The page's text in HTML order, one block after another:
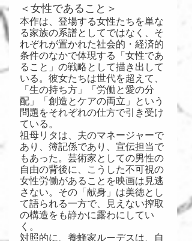
＜女性であること＞
本作は、登場する女性たちを単な
る家族の系譜としてではなく、そ
れぞれが置かれた社会的・経済的
条件のなかで体現する「女性であ
ること」の戦略として描き出して
いる。彼女たちは世代を超えて、
「生の持ち方」「労働と愛の分
配」「創造とケアの両立」という
問題をそれぞれの仕方で引き受け
ている。
祖母リタは、夫のマネージャーで
あり、簿記係であり、宣伝担当で
もあった。芸術家としての男性の
自由の背後に、こうした不可視の
女性労働があることを映画は見逃
さない。その「献身」は美徳とし
て語られる一方で、見えない搾取
の構造をも静かに露わにしてい
く。
対照的に、養蜂家ルーデスは、自